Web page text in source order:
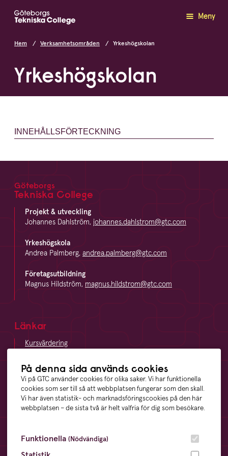
På denna sida används cookies
Vi på GTC använder cookies för olika saker. Vi har funktionella
cookies som ser till så att webbplatsen fungerar som den skall.
Vi har även statistik- och marknadsföringscookies på den här
webbplatsen – de sista två är helt valfria för dig som besökare.
Funktionella (Nödvändiga)
Meny
Hem Verksamhetsområden Yrkeshögskolan
Yrkeshögskolan
INNEHÅLLSFÖRTECKNING
Footer
Göteborgs
Tekniska College
Projekt & utveckling
Johannes Dahlström, johannes.dahlstrom@gtc.com
Yrkeshögskola
Andrea Palmberg, andrea.palmberg@gtc.com
Företagsutbildning
Magnus Hildström, magnus.hildstrom@gtc.com
Länkar
Kursvärdering
Vägbeskrivning
Visselblåsning
Våra ägare